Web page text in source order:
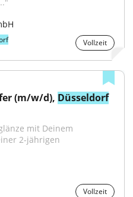
Vollzeit
(m/w/d), Düsseldorf
mit Deinem
Vollzeit